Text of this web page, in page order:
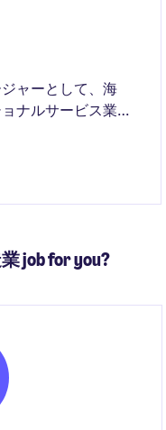
ャーとして、海
ナルサービス業界
との関係を構築
ける方を募集して
job for you?